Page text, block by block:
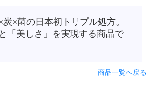
×菌の日本初トリプル処方。
「美しさ」を実現する商品で
商品一覧へ戻る